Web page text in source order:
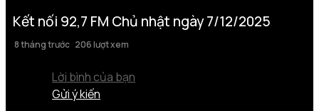
Kết nối 92,7 FM Chủ nhật ngày 7/12/2025
8 tháng trước 206 lượt xem
Lời bình của bạn
Gửi ý kiến